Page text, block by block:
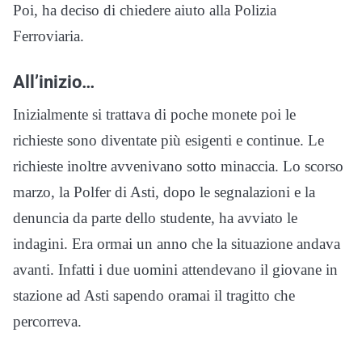
Poi, ha deciso di chiedere aiuto alla Polizia
Ferroviaria.
All’inizio…
Inizialmente si trattava di poche monete poi le
richieste sono diventate più esigenti e continue. Le
richieste inoltre avvenivano sotto minaccia. Lo scorso
marzo, la Polfer di Asti, dopo le segnalazioni e la
denuncia da parte dello studente, ha avviato le
indagini. Era ormai un anno che la situazione andava
avanti. Infatti i due uomini attendevano il giovane in
stazione ad Asti sapendo oramai il tragitto che
percorreva.